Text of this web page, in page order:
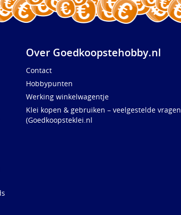
Over Goedkoopstehobby.nl
Contact
Hobbypunten
Werking winkelwagentje
Klei kopen & gebruiken – veelgestelde vragen
(Goedkoopsteklei.nl